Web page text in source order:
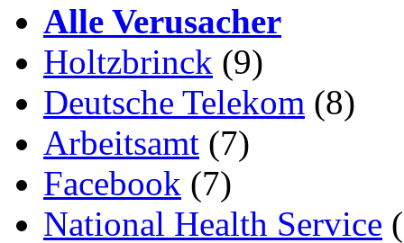
Alle Verusacher
Holtzbrinck (9)
Deutsche Telekom (8)
Arbeitsamt (7)
Facebook (7)
National Health Service